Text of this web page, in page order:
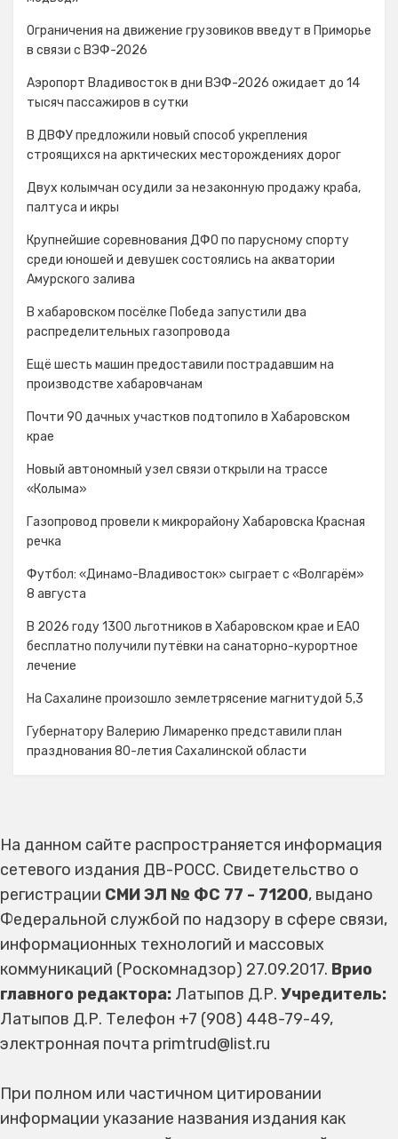
Ограничения на движение грузовиков введут в Приморье
в связи с ВЭФ-2026
Аэропорт Владивосток в дни ВЭФ-2026 ожидает до 14
тысяч пассажиров в сутки
В ДВФУ предложили новый способ укрепления
строящихся на арктических месторождениях дорог
Двух колымчан осудили за незаконную продажу краба,
палтуса и икры
Крупнейшие соревнования ДФО по парусному спорту
среди юношей и девушек состоялись на акватории
Амурского залива
В хабаровском посёлке Победа запустили два
распределительных газопровода
Ещё шесть машин предоставили пострадавшим на
производстве хабаровчанам
Почти 90 дачных участков подтопило в Хабаровском
крае
Новый автономный узел связи открыли на трассе
«Колыма»
Газопровод провели к микрорайону Хабаровска Красная
речка
Футбол: «Динамо-Владивосток» сыграет с «Волгарём»
8 августа
В 2026 году 1300 льготников в Хабаровском крае и ЕАО
бесплатно получили путёвки на санаторно-курортное
лечение
На Сахалине произошло землетрясение магнитудой 5,3
Губернатору Валерию Лимаренко представили план
празднования 80-летия Сахалинской области
На данном сайте распространяется информация
сетевого издания ДВ-РОСС. Свидетельство о
регистрации СМИ ЭЛ № ФС 77 - 71200, выдано
Федеральной службой по надзору в сфере связи,
информационных технологий и массовых
коммуникаций (Роскомнадзор) 27.09.2017. Врио
главного редактора: Латыпов Д.Р. Учредитель:
Латыпов Д.Р. Телефон +7 (908) 448-79-49,
электронная почта primtrud@list.ru
При полном или частичном цитировании
информации указание названия издания как